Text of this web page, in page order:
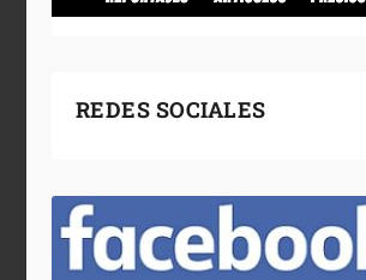
REDES SOCIALES